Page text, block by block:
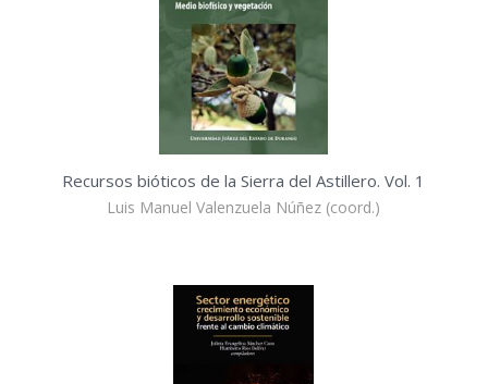
Recursos bióticos de la Sierra del Astillero. Vol. 1
Luis Manuel Valenzuela Núñez (coord.)